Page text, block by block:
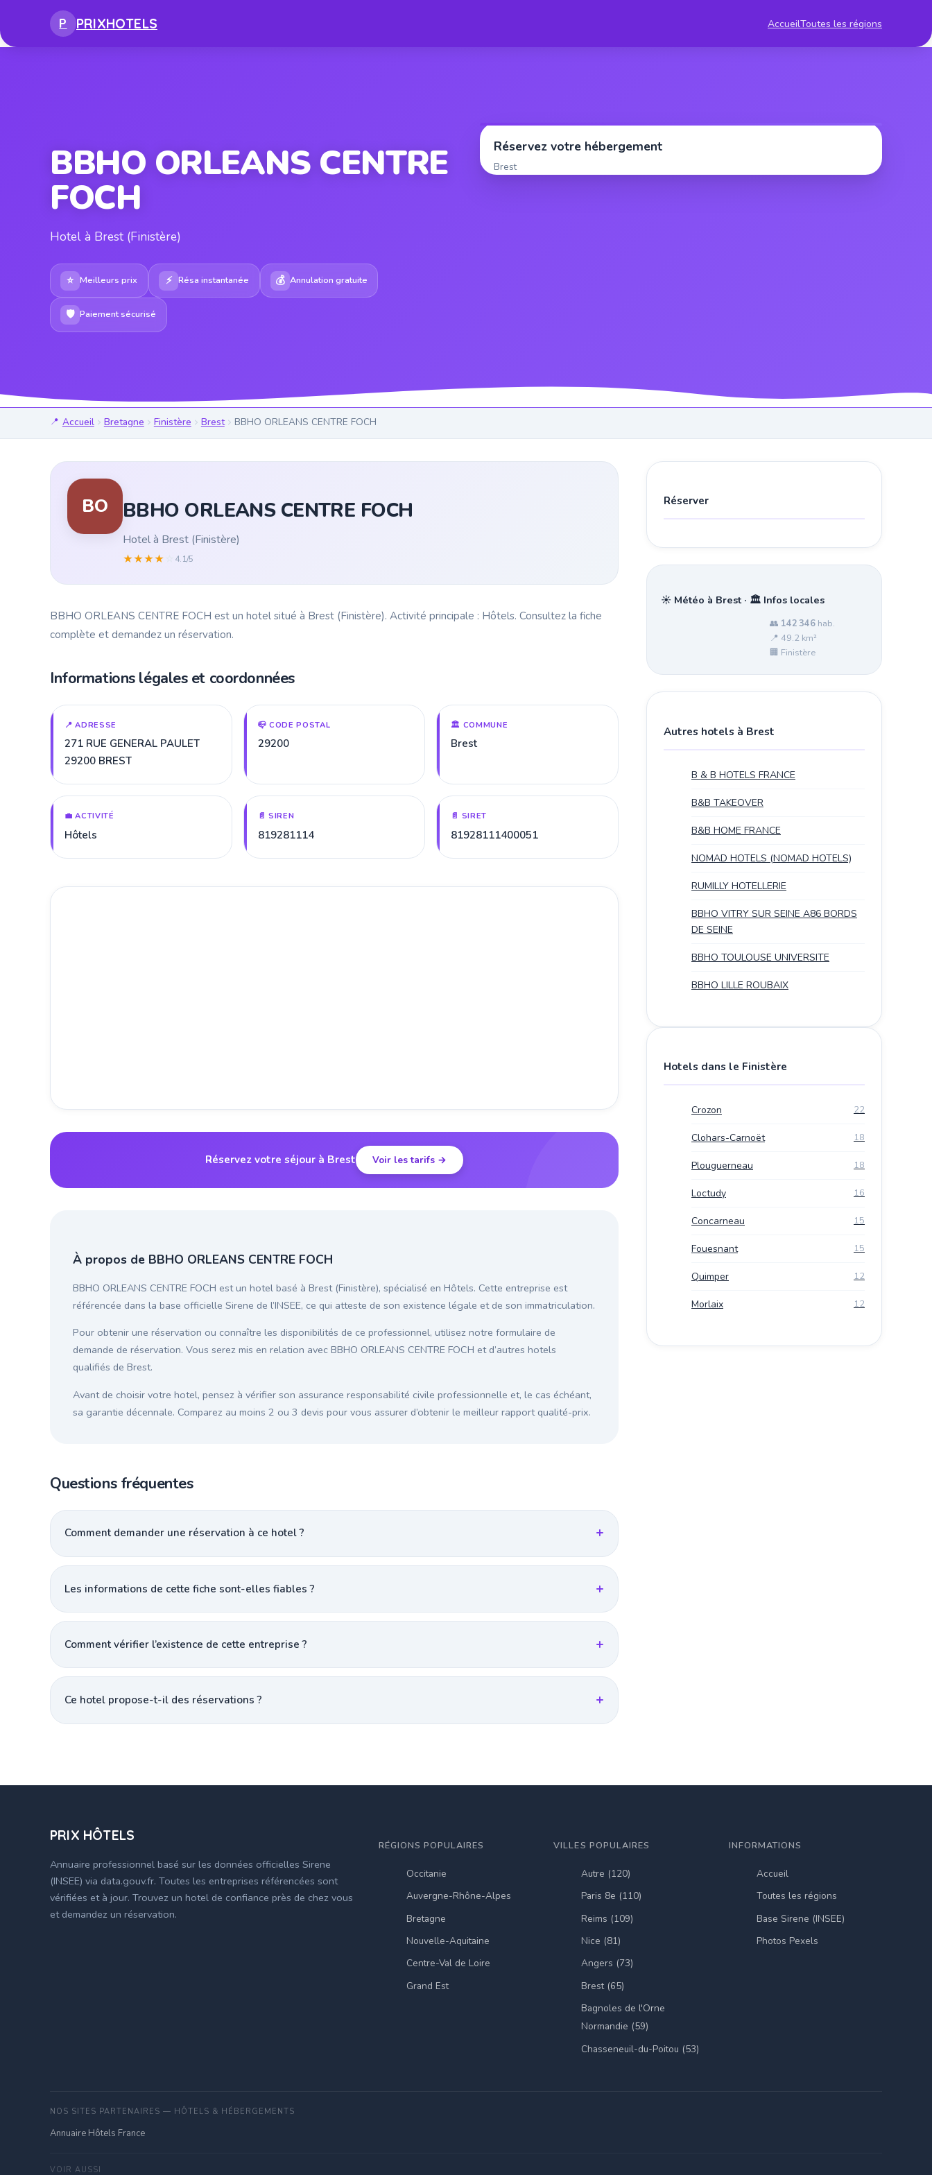
P PRIXHOTELS AccueilToutes les régions
BBHO ORLEANS CENTRE
FOCH
Hotel à Brest (Finistère)
⭐ Meilleurs prix ⚡ Résa instantanée 💰 Annulation gratuite
🛡 Paiement sécurisé
Réservez votre hébergement
Brest
Accueil Bretagne Finistère Brest BBHO ORLEANS CENTRE FOCH
BO BBHO ORLEANS CENTRE FOCH
Hotel à Brest (Finistère)
★★★★ 4.1/5
BBHO ORLEANS CENTRE FOCH est un hotel situé à Brest (Finistère). Activité principale : Hôtels. Consultez la fiche
complète et demandez un réservation.
Informations légales et coordonnées
📍 ADRESSE
271 RUE GENERAL PAULET
29200 BREST
📪 CODE POSTAL
29200
🏛️ COMMUNE
Brest
💼 ACTIVITÉ
Hôtels
📄 SIREN
819281114
📄 SIRET
81928111400051
Réservez votre séjour à Brest Voir les tarifs →
À propos de BBHO ORLEANS CENTRE FOCH
BBHO ORLEANS CENTRE FOCH est un hotel basé à Brest (Finistère), spécialisé en Hôtels. Cette entreprise est
référencée dans la base officielle Sirene de l’INSEE, ce qui atteste de son existence légale et de son immatriculation.
Pour obtenir une réservation ou connaître les disponibilités de ce professionnel, utilisez notre formulaire de
demande de réservation. Vous serez mis en relation avec BBHO ORLEANS CENTRE FOCH et d’autres hotels
qualifiés de Brest.
Avant de choisir votre hotel, pensez à vérifier son assurance responsabilité civile professionnelle et, le cas échéant,
sa garantie décennale. Comparez au moins 2 ou 3 devis pour vous assurer d’obtenir le meilleur rapport qualité-prix.
Questions fréquentes
Comment demander une réservation à ce hotel ?
Les informations de cette fiche sont-elles fiables ?
Comment vérifier l’existence de cette entreprise ?
Ce hotel propose-t-il des réservations ?
Réserver
☀️ Météo à Brest · 🏛️ Infos locales
👥 142 346 hab.
📍 49.2 km²
🏢 Finistère
Autres hotels à Brest
B & B HOTELS FRANCE
B&B TAKEOVER
B&B HOME FRANCE
NOMAD HOTELS (NOMAD HOTELS)
RUMILLY HOTELLERIE
BBHO VITRY SUR SEINE A86 BORDS
DE SEINE
BBHO TOULOUSE UNIVERSITE
BBHO LILLE ROUBAIX
Hotels dans le Finistère
Crozon 22
Clohars-Carnoët 18
Plouguerneau 18
Loctudy 16
Concarneau 15
Fouesnant 15
Quimper 12
Morlaix 12
PRIX HÔTELS
Annuaire professionnel basé sur les données officielles Sirene
(INSEE) via data.gouv.fr. Toutes les entreprises référencées sont
vérifiées et à jour. Trouvez un hotel de confiance près de chez vous
et demandez un réservation.
RÉGIONS POPULAIRES
Occitanie
Auvergne-Rhône-Alpes
Bretagne
Nouvelle-Aquitaine
Centre-Val de Loire
Grand Est
VILLES POPULAIRES
Autre (120)
Paris 8e (110)
Reims (109)
Nice (81)
Angers (73)
Brest (65)
Bagnoles de l'Orne
Normandie (59)
Chasseneuil-du-Poitou (53)
INFORMATIONS
Accueil
Toutes les régions
Base Sirene (INSEE)
Photos Pexels
NOS SITES PARTENAIRES — HÔTELS & HÉBERGEMENTS
Annuaire Hôtels France
VOIR AUSSI